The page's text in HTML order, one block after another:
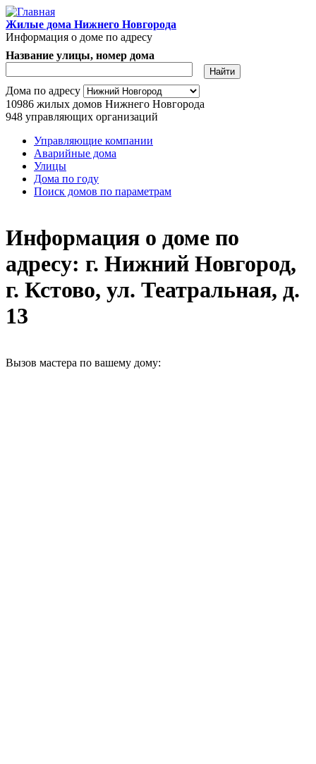
Перейти к основному содержанию
Жилые дома Нижнего Новгорода
Информация о доме по адресу
Адрес дома
Название улицы, номер дома
Дома по адресу
10986 жилых домов Нижнего Новгорода
948 управляющих организаций
Главное меню
Управляющие компании
Аварийные дома
Улицы
Дома по году
Поиск домов по параметрам
Информация о доме по
адресу: г. Нижний Новгород,
г. Кстово, ул. Театральная, д.
13
Вызов мастера по вашему дому: